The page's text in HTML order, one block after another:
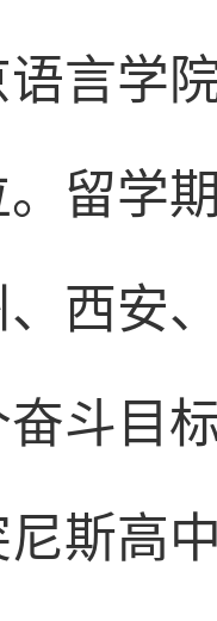
言学
留学
西安
奋斗目
斯高